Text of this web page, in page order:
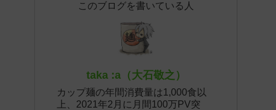
このブログを書いている人
taka :a（大石敬之）
カップ麺の年間消費量は1,000食以
上、2021年2月に月間100万PV突